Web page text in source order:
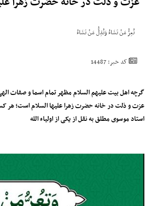
تُعِزُّ مَنْ تَشَاءُ وَتُذِلُّ مَنْ تَشَاءُ
کد خبر: 14487
گرچه اهل بیت علیهم السلام مظهر تمام اسما و صفات
عزت و ذلت در خانه حضرت زهرا علیها السلام است؛ هر
استاد موسوی مطلق به نقل از یکی از اولیاء الله